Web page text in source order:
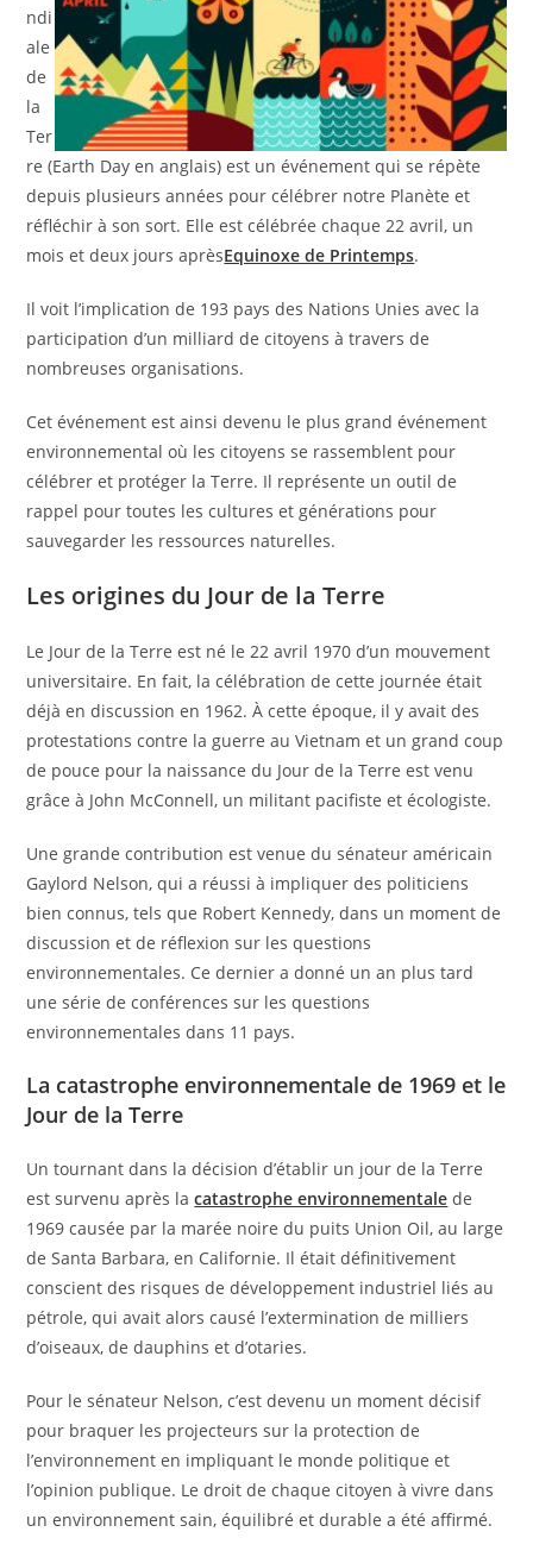
ndi
ale
de
la
Ter
re (Earth Day en anglais) est un événement qui se répète
depuis plusieurs années pour célébrer notre Planète et
réfléchir à son sort. Elle est célébrée chaque 22 avril, un
mois et deux jours aprèsEquinoxe de Printemps.
Il voit l’implication de 193 pays des Nations Unies avec la
participation d’un milliard de citoyens à travers de
nombreuses organisations.
Cet événement est ainsi devenu le plus grand événement
environnemental où les citoyens se rassemblent pour
célébrer et protéger la Terre. Il représente un outil de
rappel pour toutes les cultures et générations pour
sauvegarder les ressources naturelles.
Les origines du Jour de la Terre
Le Jour de la Terre est né le 22 avril 1970 d’un mouvement
universitaire. En fait, la célébration de cette journée était
déjà en discussion en 1962. À cette époque, il y avait des
protestations contre la guerre au Vietnam et un grand coup
de pouce pour la naissance du Jour de la Terre est venu
grâce à John McConnell, un militant pacifiste et écologiste.
Une grande contribution est venue du sénateur américain
Gaylord Nelson, qui a réussi à impliquer des politiciens
bien connus, tels que Robert Kennedy, dans un moment de
discussion et de réflexion sur les questions
environnementales. Ce dernier a donné un an plus tard
une série de conférences sur les questions
environnementales dans 11 pays.
La catastrophe environnementale de 1969 et le
Jour de la Terre
Un tournant dans la décision d’établir un jour de la Terre
est survenu après lacatastrophe environnementale de
1969 causée par la marée noire du puits Union Oil, au large
de Santa Barbara, en Californie. Il était définitivement
conscient des risques de développement industriel liés au
pétrole, qui avait alors causé l’extermination de milliers
d’oiseaux, de dauphins et d’otaries.
Pour le sénateur Nelson, c’est devenu un moment décisif
pour braquer les projecteurs sur la protection de
l’environnement en impliquant le monde politique et
l’opinion publique. Le droit de chaque citoyen à vivre dans
un environnement sain, équilibré et durable a été affirmé.